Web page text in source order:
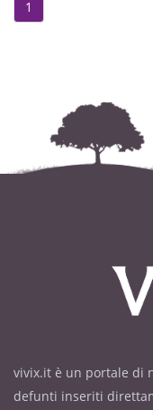
1
vivix.it è un portale di
defunti inseriti